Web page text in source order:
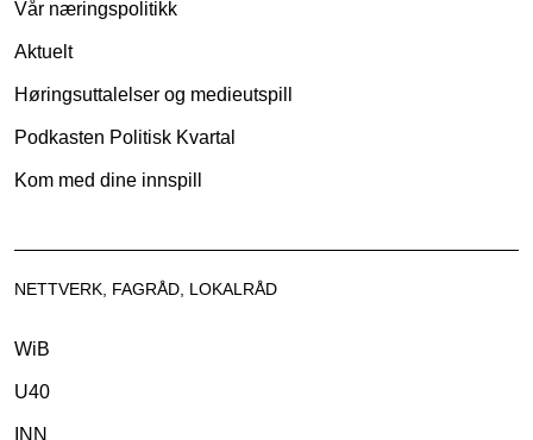
Vår næringspolitikk
Aktuelt
Høringsuttalelser og medieutspill
Podkasten Politisk Kvartal
Kom med dine innspill
NETTVERK, FAGRÅD, LOKALRÅD
WiB
U40
INN